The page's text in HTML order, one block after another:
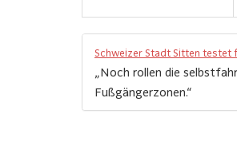
Schweizer Stadt Sitten testet
„Noch rollen die
Fußgängerzonen.“